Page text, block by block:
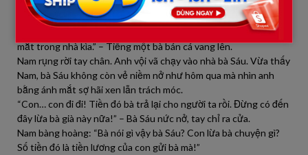
bà con lối xóm bàn tán xôn xao.
“Tội nghiệp bà Sáu, già rồi còn gặp hạn. Nghe đâu bị thằng thợ
điện nào đó lừa lấy hết tiền dành dụm, giờ đang khóc hết nước
mắt trong nhà kìa.” – Tiếng một bà bán cá vang lên.
Nam rụng rời tay chân. Anh vội vã chạy vào nhà bà Sáu. Vừa thấy
Nam, bà Sáu không còn vẻ niềm nở như hôm qua mà nhìn anh
bằng ánh mắt sợ hãi xen lẫn trách móc.
“Con… con đi đi! Tiền đó bà trả lại cho người ta rồi. Đừng có đến
đây lừa bà già này nữa!” – Bà Sáu nức nở, tay chỉ ra cửa.
Nam bàng hoàng: “Bà nói gì vậy bà Sáu? Con lừa bà chuyện gì?
Số tiền đó là tiền lương của con gửi bà mà!”